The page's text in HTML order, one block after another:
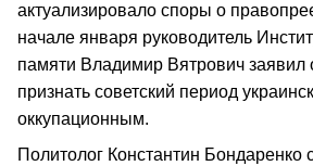
актуализировало споры о
начале января руководитель
памяти Владимир Вятрович заявил
признать советский период
оккупационным.
Политолог Константин Бондаренко